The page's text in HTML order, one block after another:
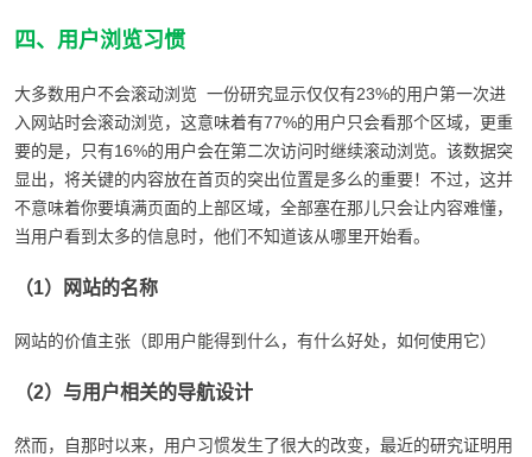
四、用户浏览习惯
大多数用户不会滚动浏览 一份研究显示仅仅有23%的用户第一次进
入网站时会滚动浏览，这意味着有77%的用户只会看那个区域，更重
要的是，只有16%的用户会在第二次访问时继续滚动浏览。该数据突
显出，将关键的内容放在首页的突出位置是多么的重要！不过，这并
不意味着你要填满页面的上部区域，全部塞在那儿只会让内容难懂，
当用户看到太多的信息时，他们不知道该从哪里开始看。
（1）网站的名称
网站的价值主张（即用户能得到什么，有什么好处，如何使用它）
（2）与用户相关的导航设计
然而，自那时以来，用户习惯发生了很大的改变，最近的研究证明用